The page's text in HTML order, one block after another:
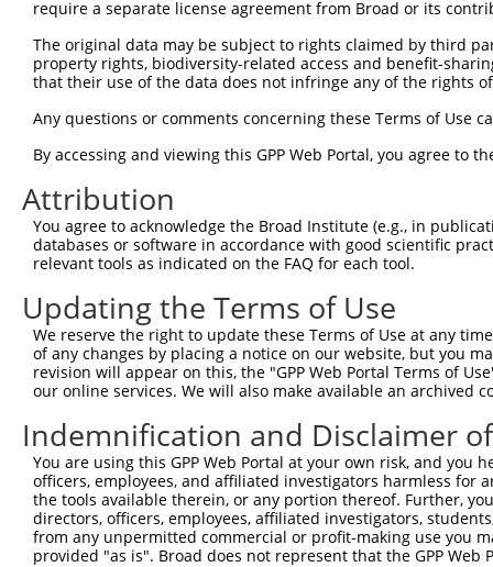
require a separate license agreement from Broad or its
The original data may be subject to rights claimed by third
property rights, biodiversity-related access and benefit-
that their use of the data does not infringe any of the rights
Any questions or comments concerning these Terms of Use
By accessing and viewing this GPP Web Portal, you agree to
Attribution
You agree to acknowledge the Broad Institute (e.g., in
databases or software in accordance with good scientific
relevant tools as indicated on the FAQ for each tool.
Updating the Terms of Use
We reserve the right to update these Terms of Use at any
of any changes by placing a notice on our website, but you
revision will appear on this, the "GPP Web Portal Terms of
our online services. We will also make available an archived
Indemnification and Disclaimer
You are using this GPP Web Portal at your own risk, and
officers, employees, and affiliated investigators harmless for
the tools available therein, or any portion thereof. Further,
directors, officers, employees, affiliated investigators,
from any unpermitted commercial or profit-making use you
provided "as is". Broad does not represent that the GPP